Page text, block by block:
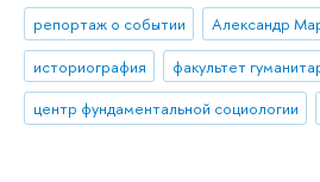
репортаж о событии
Александр
историография
факультет
центр фундаментальной социологии